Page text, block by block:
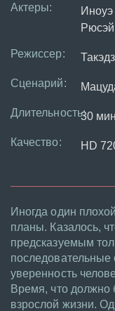
Актеры:
Режиссер:
Сценарий:
Длительность:30
Качество: HD
Иногда один
планы. Казалось,
предсказуемым
последовательные
уверенность
Время, что должно
взрослой жизни.